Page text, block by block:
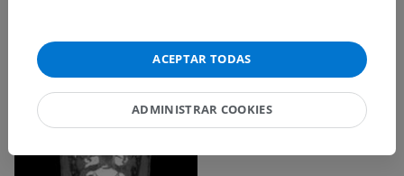
ACEPTAR TODAS
ADMINISTRAR COOKIES